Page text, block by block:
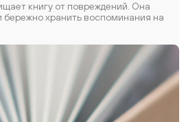
книгу от повреждений. Она
бережно хранить воспоминания на